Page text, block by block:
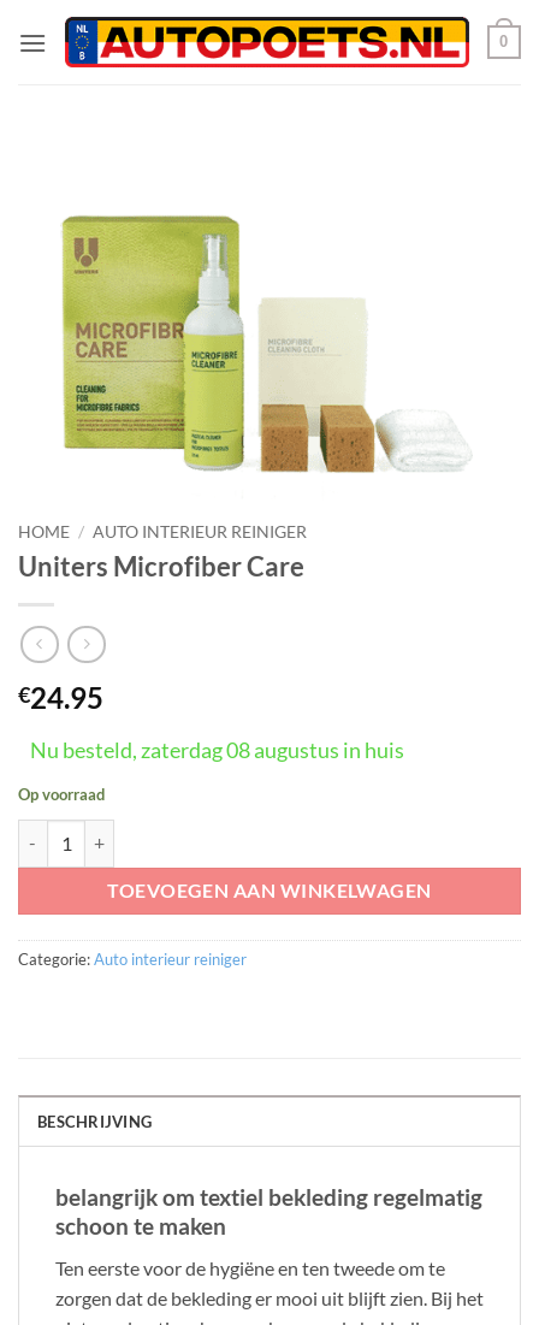
naar
0
HOME / AUTO INTERIEUR REINIGER
Uniters Microfiber Care
€24.95
Nu besteld, zaterdag 08 augustus in huis
Op voorraad
TOEVOEGEN AAN WINKELWAGEN
Categorie:Auto interieur reiniger
BESCHRIJVING
belangrijk om textiel bekleding regelmatig
schoon te maken
Ten eerste voor de hygiëne en ten tweede om te
zorgen dat de bekleding er mooi uit blijft zien. Bij het